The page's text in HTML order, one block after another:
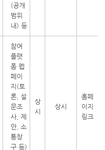
(공개
범위
내) 등
참여
플랫
폼 웹
페이
지(토
론, 설
문조
사, 제
안, 소
통창
구 등)
상
시
상시
홈페
이지
링크